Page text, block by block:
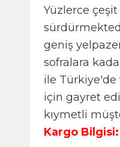
Yüzlerce
geniş
sofralara
ile Türkiye'de
için gayret
kıymetli
Kargo Bilgisi: